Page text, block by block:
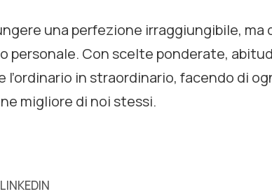
una perfezione irraggiungibile,
personale. Con scelte ponderate,
l’ordinario in straordinario, facendo di
migliore di noi stessi.
LINKEDIN